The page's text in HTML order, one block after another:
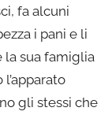
fa alcuni
i pani e li
la sua famiglia
gli stessi che